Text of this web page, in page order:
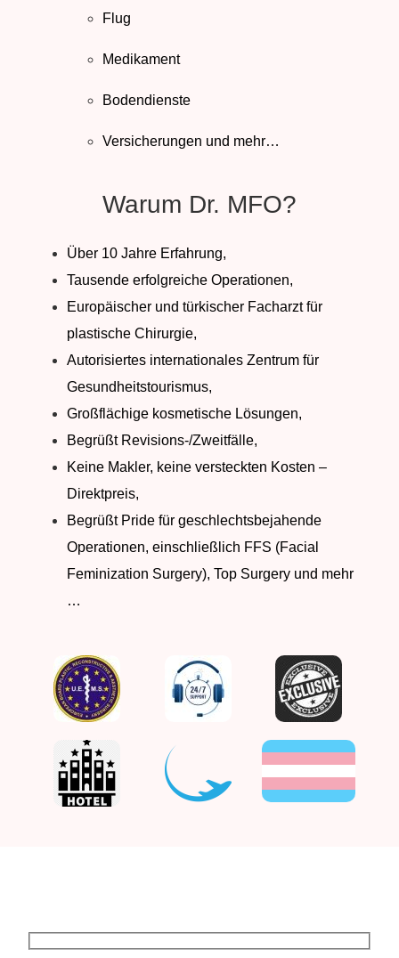
Flug
Medikament
Bodendienste
Versicherungen und mehr…
Warum Dr. MFO?
Über 10 Jahre Erfahrung,
Tausende erfolgreiche Operationen,
Europäischer und türkischer Facharzt für
plastische Chirurgie,
Autorisiertes internationales Zentrum für
Gesundheitstourismus,
Großflächige kosmetische Lösungen,
Begrüßt Revisions-/Zweitfälle,
Keine Makler, keine versteckten Kosten –
Direktpreis,
Begrüßt Pride für geschlechtsbejahende
Operationen, einschließlich FFS (Facial
Feminization Surgery), Top Surgery und mehr
…